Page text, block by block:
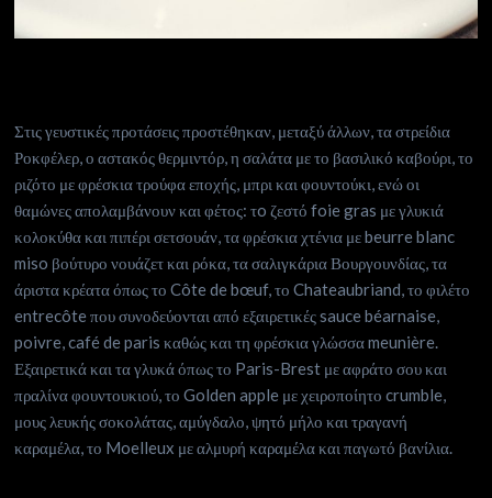
Στις γευστικές προτάσεις προστέθηκαν, μεταξύ άλλων, τα στρείδια
Ροκφέλερ, ο αστακός θερμιντόρ, η σαλάτα με το βασιλικό καβούρι, το
ριζότο με φρέσκια τρούφα εποχής, μπρι και φουντούκι, ενώ οι
θαμώνες απολαμβάνουν και φέτος: τo ζεστό foie gras με γλυκιά
κολοκύθα και πιπέρι σετσουάν, τα φρέσκια χτένια με beurre blanc
miso βούτυρο νουάζετ και ρόκα, τα σαλιγκάρια Βουργουνδίας, τα
άριστα κρέατα όπως το Côte de bœuf, το Chateaubriand, το φιλέτο
entrecôte που συνοδεύονται από εξαιρετικές sauce béarnaise,
poivre, café de paris καθώς και τη φρέσκια γλώσσα meunière.
Εξαιρετικά και τα γλυκά όπως το Paris-Brest με αφράτο σου και
πραλίνα φουντουκιού, το Golden apple με χειροποίητο crumble,
μους λευκής σοκολάτας, αμύγδαλο, ψητό μήλο και τραγανή
καραμέλα, το Moelleux με αλμυρή καραμέλα και παγωτό βανίλια.